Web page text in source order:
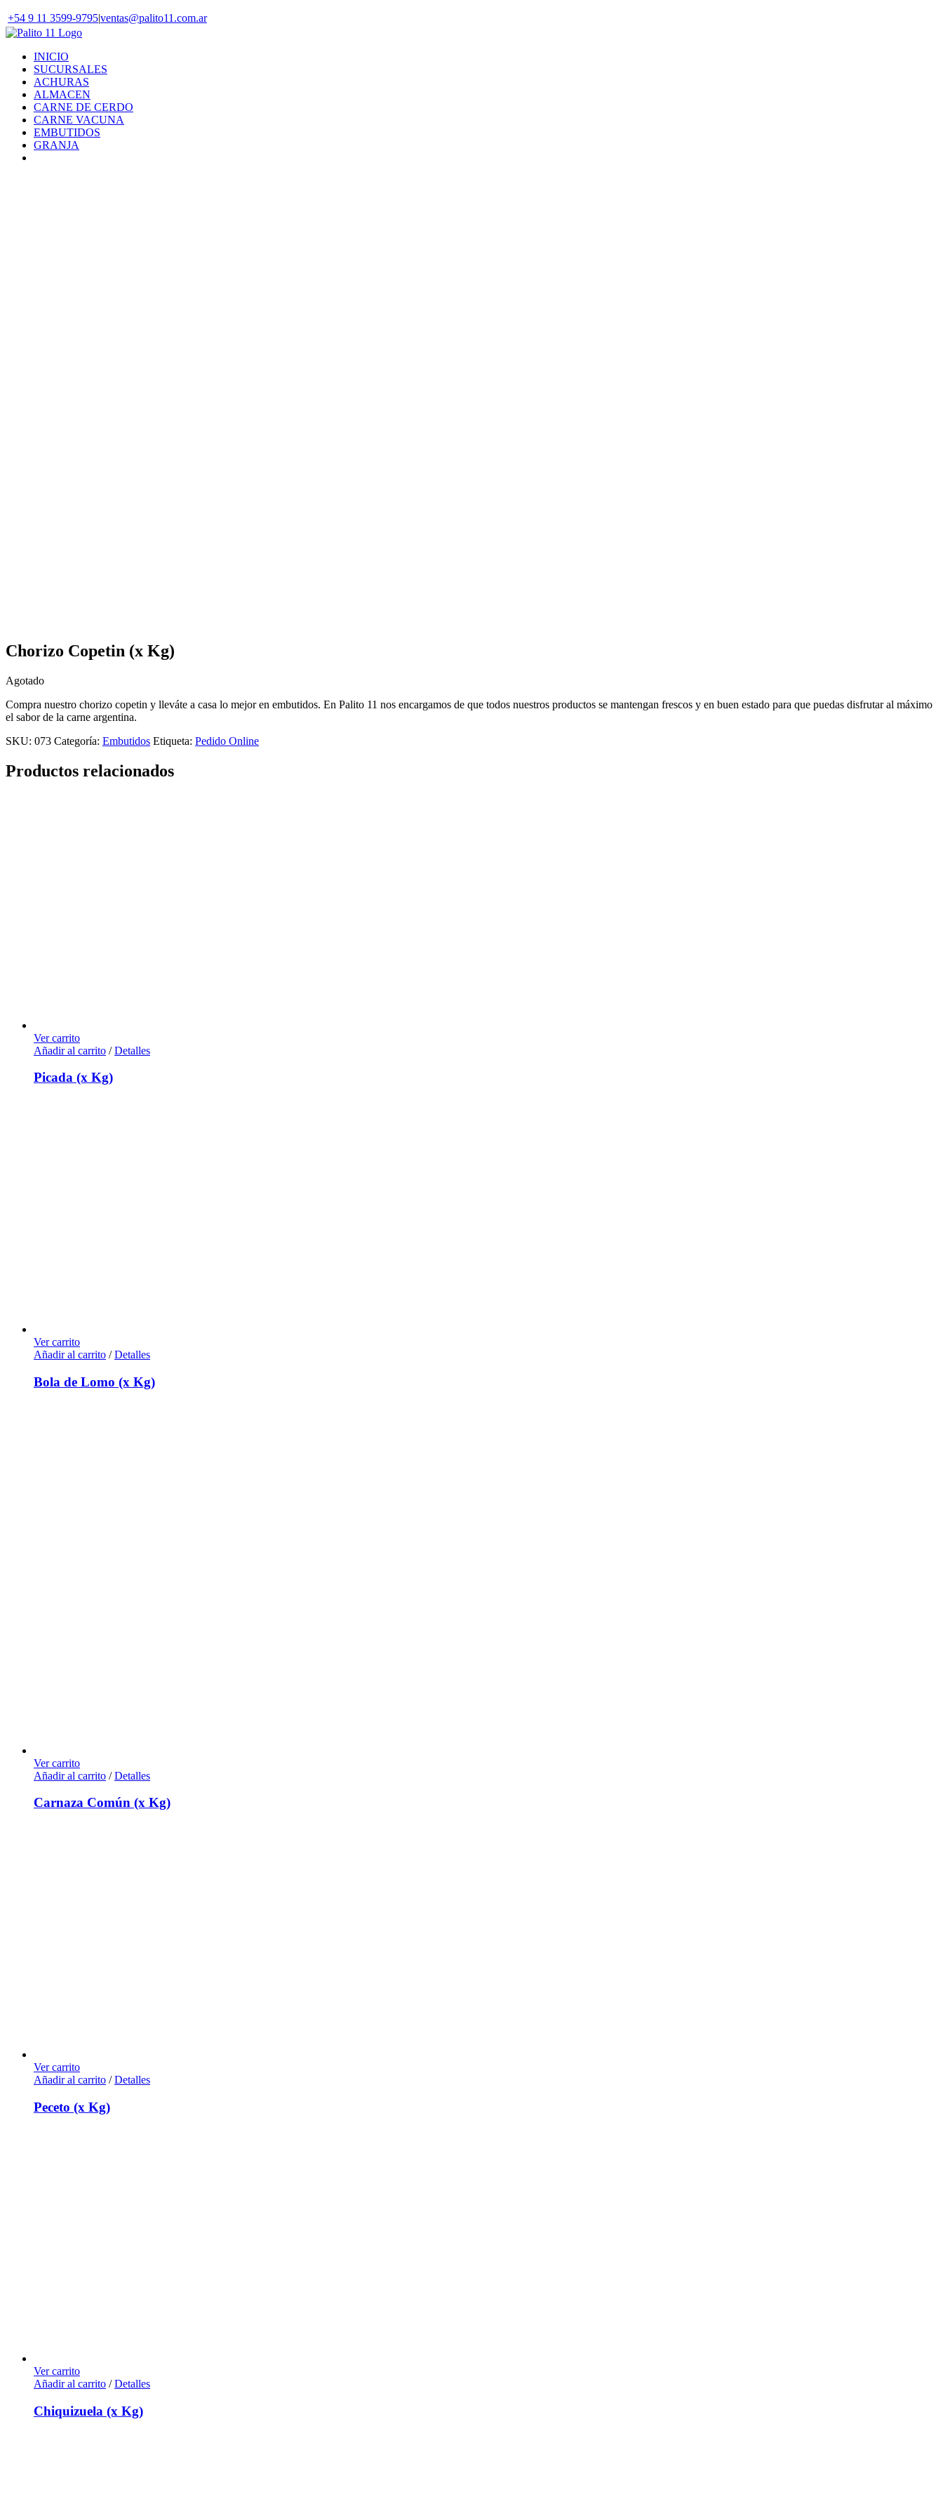
to
content
+54 9 11 3599-9795|ventas@palito11.com.ar
INICIO
SUCURSALES
ACHURAS
ALMACEN
CARNE DE CERDO
CARNE VACUNA
EMBUTIDOS
GRANJA
Chorizo Copetin (x Kg)
Agotado
Compra nuestro chorizo copetin y lleváte a casa lo mejor en embutidos. En Palito 11 nos encargamos de que todos nuestros productos se mantengan frescos y en buen estado para que puedas disfrutar al máximo
el sabor de la carne argentina.
SKU: 073 Categoría: Embutidos Etiqueta: Pedido Online
Productos relacionados
Ver carrito
Añadir al carrito / Detalles
Picada (x Kg)
Ver carrito
Añadir al carrito / Detalles
Bola de Lomo (x Kg)
Ver carrito
Añadir al carrito / Detalles
Carnaza Común (x Kg)
Ver carrito
Añadir al carrito / Detalles
Peceto (x Kg)
Ver carrito
Añadir al carrito / Detalles
Chiquizuela (x Kg)